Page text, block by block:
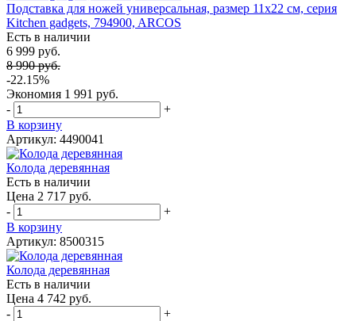
Подставка для ножей универсальная, размер 11х22 см, серия
Kitchen gadgets, 794900, ARCOS
Есть в наличии
6 999 руб.
8 990 руб.
-22.15%
Экономия 1 991 руб.
-
+
В корзину
Артикул: 4490041
Колода деревянная
Есть в наличии
Цена 2 717 руб.
-
+
В корзину
Артикул: 8500315
Колода деревянная
Есть в наличии
Цена 4 742 руб.
-
+